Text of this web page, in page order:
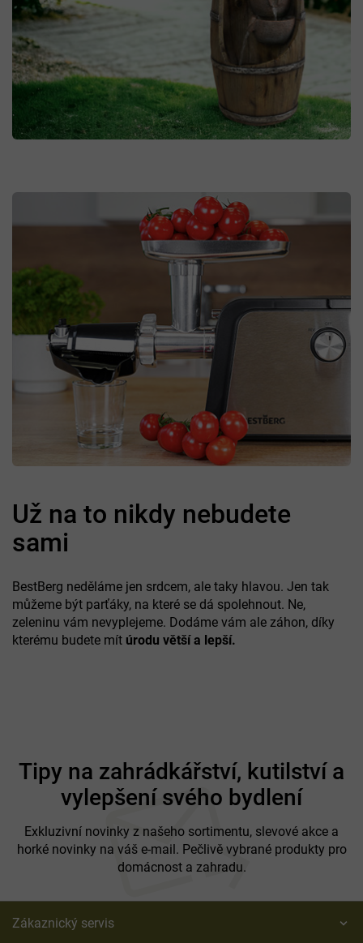
Už na to nikdy nebudete
sami
BestBerg neděláme jen srdcem, ale taky hlavou. Jen tak
můžeme být parťáky, na které se dá spolehnout. Ne,
zeleninu vám nevyplejeme. Dodáme vám ale záhon, díky
kterému budete mít úrodu větší a lepší.
Tipy na zahrádkářství, kutilství a
vylepšení svého bydlení
Exkluzivní novinky z našeho sortimentu, slevové akce a
horké novinky na váš e-mail. Pečlivě vybrané produkty pro
domácnost a zahradu.
Zákaznický servis